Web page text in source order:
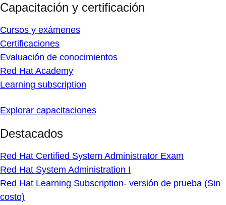
Capacitación y certificación
Cursos y exámenes
Certificaciones
Evaluación de conocimientos
Red Hat Academy
Learning subscription
Explorar capacitaciones
Destacados
Red Hat Certified System Administrator Exam
Red Hat System Administration I
Red Hat Learning Subscription- versión de prueba (Sin
costo)